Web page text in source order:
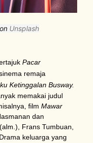
on Unsplash
Pacar
remaja
Ketinggalan Busway.
memakai judul
film Mawar
dan
Frans Tumbuan,
keluarga yang